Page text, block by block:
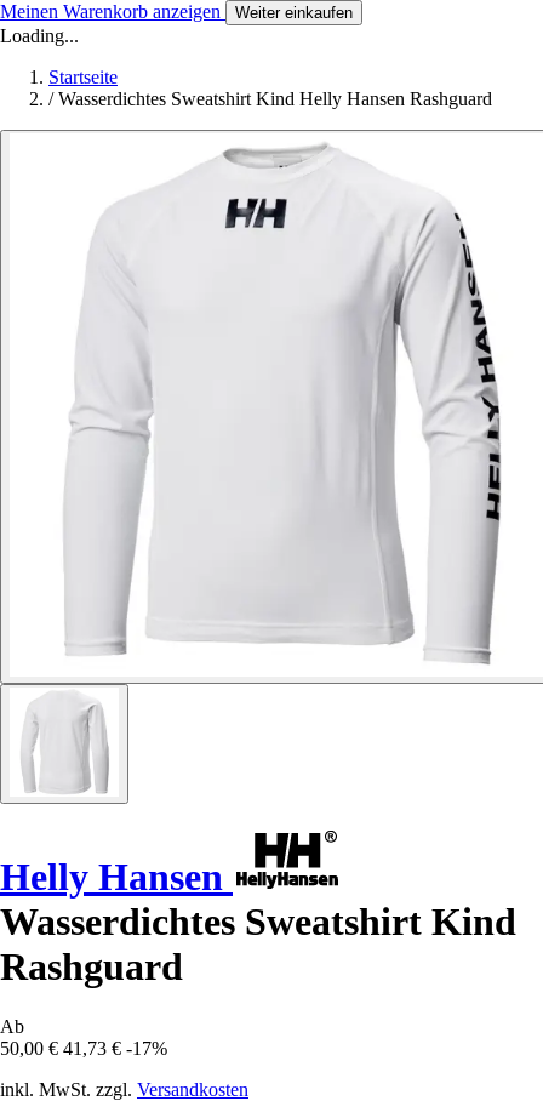
Meinen Warenkorb anzeigen Weiter einkaufen
Loading...
Startseite
/ Wasserdichtes Sweatshirt Kind Helly Hansen Rashguard
Helly Hansen
Wasserdichtes Sweatshirt Kind
Rashguard
Ab
50,00 € 41,73 € -17%
inkl. MwSt. zzgl. Versandkosten